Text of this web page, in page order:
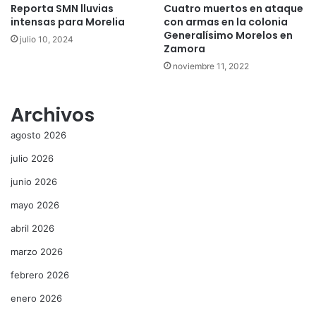
Reporta SMN lluvias
intensas para Morelia
julio 10, 2024
Cuatro muertos en ataque
con armas en la colonia
Generalísimo Morelos en
Zamora
noviembre 11, 2022
Archivos
agosto 2026
julio 2026
junio 2026
mayo 2026
abril 2026
marzo 2026
febrero 2026
enero 2026